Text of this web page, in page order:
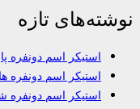
نوشته‌های تازه
استیکر اسم دونفره
استیکر اسم دونفره
استیکر اسم دونفره